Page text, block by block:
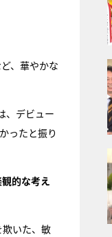
、華やかな
、デビュー
ったと振り
的な考え
いた、敏